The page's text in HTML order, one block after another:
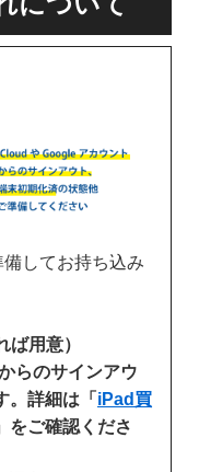
してお持ち込み
ば用意）
らのサインアウ
。詳細は「 iPad買
」をご確認くださ